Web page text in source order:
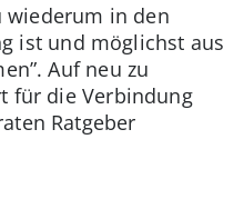
wiederum in den
ist und möglichst aus
Auf neu zu
für die Verbindung
Ratgeber